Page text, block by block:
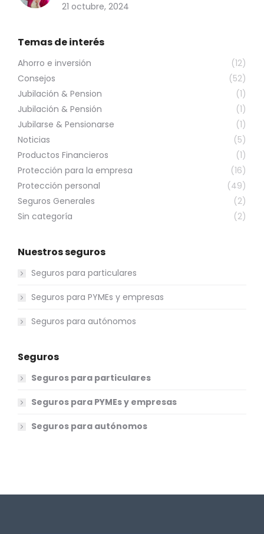
21 octubre, 2024
Temas de interés
Ahorro e inversión
(12)
Consejos
(52)
Jubilación & Pension
(1)
Jubilación & Pensión
(1)
Jubilarse & Pensionarse
(1)
Noticias
(5)
Productos Financieros
(1)
Protección para la empresa
(16)
Protección personal
(49)
Seguros Generales
(2)
Sin categoría
(2)
Nuestros seguros
Seguros para particulares
Seguros para PYMEs y empresas
Seguros para autónomos
Seguros
Seguros para particulares
Seguros para PYMEs y empresas
Seguros para autónomos